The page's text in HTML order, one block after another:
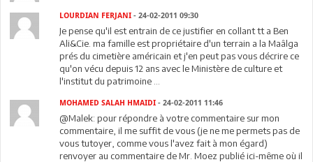
LOURDIAN FERJANI - 24-02-2011 09:30
Je pense qu'il est entrain de ce justifier en collant tt a Ben
Ali&Cie. ma famille est propriétaire d'un terrain a la Maâlga
prés du cimetière américain et j'en peut pas vous décrire ce
qu'on vécu depuis 12 ans avec le Ministère de culture et
l'institut du patrimoine ...
MOHAMED SALAH HMAIDI - 24-02-2011 11:46
@Malek: pour répondre à votre commentaire sur mon
commentaire, il me suffit de vous (je ne me permets pas de
vous tutoyer, comme vous l'avez fait à mon égard)
renvoyer au commentaire de Mr. Moez publié ici-même où il